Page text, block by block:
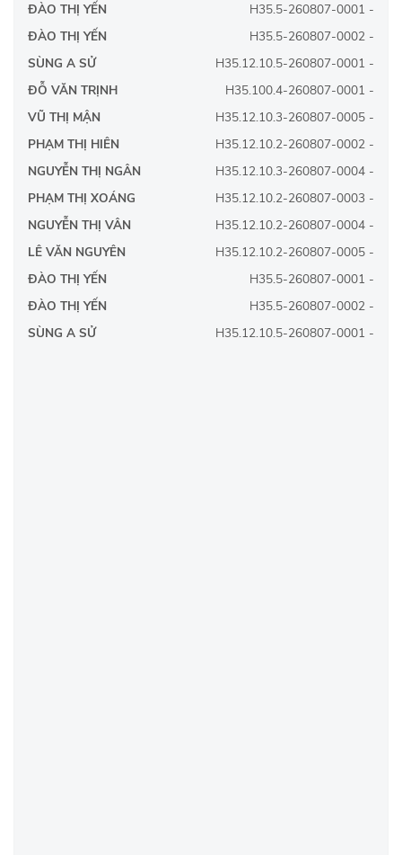
H35.5-260807-0001 -
ĐÀO THỊ YẾN
H35.5-260807-0002 -
ĐÀO THỊ YẾN
H35.12.10.5-260807-0001 -
SÙNG A SỬ
H35.100.4-260807-0001 -
ĐỖ VĂN TRỊNH
H35.12.10.3-260807-0005 -
VŨ THỊ MẬN
H35.12.10.2-260807-0002 -
PHẠM THỊ HIÊN
H35.12.10.3-260807-0004 -
NGUYỄN THỊ NGÂN
H35.12.10.2-260807-0003 -
PHẠM THỊ XOÁNG
H35.12.10.2-260807-0004 -
NGUYỄN THỊ VÂN
H35.12.10.2-260807-0005 -
LÊ VĂN NGUYÊN
H35.5-260807-0001 -
ĐÀO THỊ YẾN
H35.5-260807-0002 -
ĐÀO THỊ YẾN
H35.12.10.5-260807-0001 -
SÙNG A SỬ